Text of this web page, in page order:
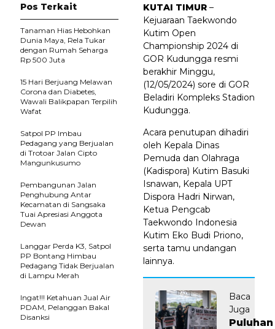
KUTAI TIMUR –
Kejuaraan Taekwondo
Kutim Open
Championship 2024 di
GOR Kudungga resmi
berakhir Minggu,
(12/05/2024) sore di GOR
Beladiri Kompleks Stadion
Kudungga.
Acara penutupan dihadiri
oleh Kepala Dinas
Pemuda dan Olahraga
(Kadispora) Kutim Basuki
Isnawan, Kepala UPT
Dispora Hadri Nirwan,
Ketua Pengcab
Taekwondo Indonesia
Kutim Eko Budi Priono,
serta tamu undangan
lainnya.
Baca
Juga
Puluhan
Pos Terkait
Tanaman Hias Hebohkan
Dunia Maya, Rela Tukar
dengan Rumah Seharga
Rp 500 Juta
15 Hari Berjuang Melawan
Corona dan Diabetes,
Wawali Balikpapan Terpilih
Wafat
Satpol PP Imbau
Pedagang yang Berjualan
di Trotoar Jalan Cipto
Mangunkusumo
Pembangunan Jalan
Penghubung Antar
Kecamatan di Sangsaka
Tuai Apresiasi Anggota
Dewan
Langgar Perda K3, Satpol
PP Bontang Himbau
Pedagang Tidak Berjualan
di Lampu Merah
Ingat!!! Ketahuan Jual Air
PDAM, Pelanggan Bakal
Disanksi